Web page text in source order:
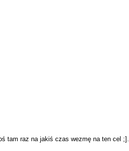
tam raz na jakiś czas wezmę na ten cel ;].